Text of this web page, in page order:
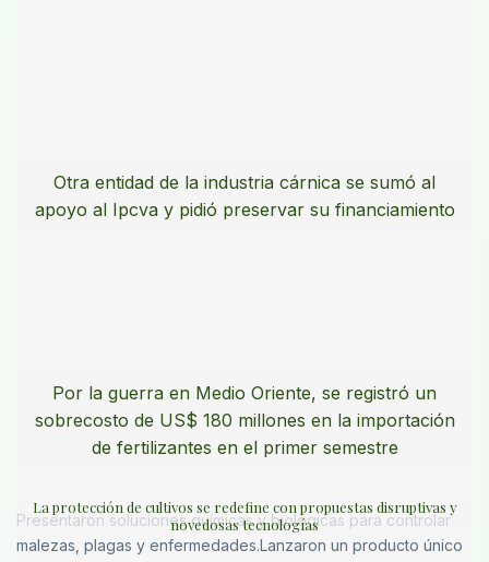
Otra entidad de la industria cárnica se sumó al
apoyo al Ipcva y pidió preservar su financiamiento
Por la guerra en Medio Oriente, se registró un
sobrecosto de US$ 180 millones en la importación
de fertilizantes en el primer semestre
La protección de cultivos se redefine con propuestas disruptivas y
novedosas tecnologías
Presentaron soluciones químicas y biológicas para controlar
malezas, plagas y enfermedades.Lanzaron un producto único